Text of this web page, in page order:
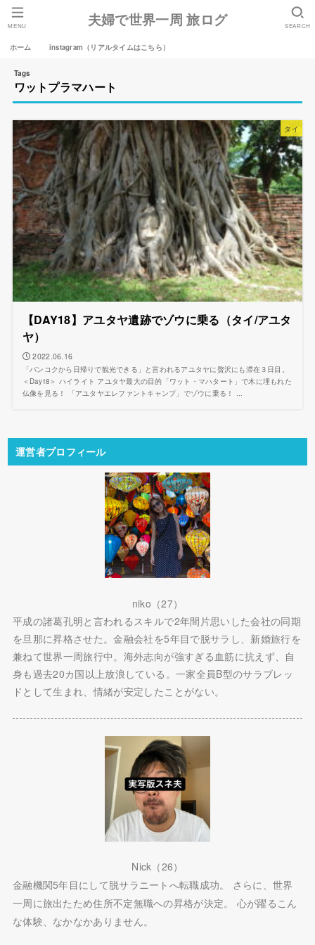
夫婦で世界一周 旅ログ
ホーム instagram（リアルタイムはこちら）
SEARCH
MENU
ワットプラマハート
タイ
【DAY18】アユタヤ遺跡でゾウに乗る（タイ/アユタ
ヤ）
2022.06.16
「バンコクから日帰りで観光できる」と言われるアユタヤに贅沢にも滞在３日目。
＜Day18＞ ハイライト アユタヤ最大の目的「ワット・マハタート」で木に埋もれた
仏像を見る！ 「アユタヤエレファントキャンプ」でゾウに乗る！ ...
運営者プロフィール
niko（27）
平成の諸葛孔明と言われるスキルで2年間片思いした会社の同期
を旦那に昇格させた。金融会社を5年目で脱サラし、新婚旅行を
兼ねて世界一周旅行中。海外志向が強すぎる血筋に抗えず、自
身も過去20カ国以上放浪している。一家全員B型のサラブレッ
ドとして生まれ、情緒が安定したことがない。
Nick（26）
金融機関5年目にして脱サラニートへ転職成功。 さらに、世界
一周に旅出たため住所不定無職への昇格が決定。 心が躍るこん
な体験、なかなかありません。